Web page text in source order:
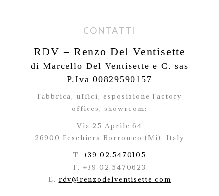
CONTATTI
RDV – Renzo Del Ventisette
di Marcello Del Ventisette e C. sas
P.Iva 00829590157
Fabbrica, uffici, esposizione Factory
offices, showroom:
Via 25 Aprile 64
26900 Peschiera Borromeo (Mi)
Italy
T. +39 02.5470105
F. +39 02.5470623
E. rdv@renzodelventisette.com